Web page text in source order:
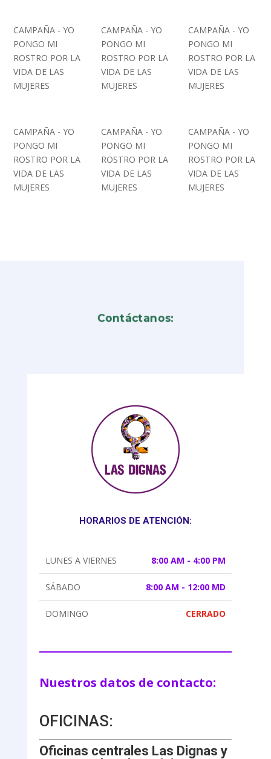
CAMPAÑA - YO
PONGO MI
ROSTRO POR LA
VIDA DE LAS
MUJERES
CAMPAÑA - YO
PONGO MI
ROSTRO POR LA
VIDA DE LAS
MUJERES
CAMPAÑA - YO
PONGO MI
ROSTRO POR LA
VIDA DE LAS
MUJERES
CAMPAÑA - YO
PONGO MI
ROSTRO POR LA
VIDA DE LAS
MUJERES
CAMPAÑA - YO
PONGO MI
ROSTRO POR LA
VIDA DE LAS
MUJERES
CAMPAÑA - YO
PONGO MI
ROSTRO POR LA
VIDA DE LAS
MUJERES
Contáctanos:
HORARIOS DE ATENCIÓN:
LUNES A VIERNES 8:00 AM - 4:00 PM
SÁBADO 8:00 AM - 12:00 MD
DOMINGO CERRADO
Nuestros datos de contacto:
OFICINAS:
Oficinas centrales Las Dignas y